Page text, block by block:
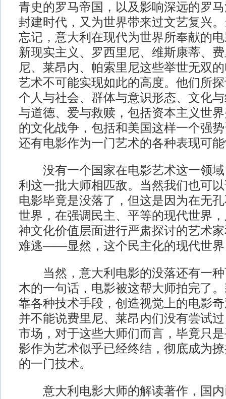
青史的罗马帝国，以及影响深远的罗
封建时代，又为世界带来过文艺复兴
忘记，意大利在现代为世界所奉献的
新现实主义、罗西里尼、维斯康蒂、
尼、莱昂内、帕索里尼这些举世无双
艺术不可能实现如此的高度。他们所
个人与社会、群体与意识形态、文化
与道德、爱与救赎，包括资本主义世
的文化战争，包括和美国这样一个强
还有电影作为一门艺术的各种表现可
没有一个国家在电影艺术这一领域
利这一批大师相匹敌。当然我们也可
电影毕竟是没落了，但这是因为在无
世界，在强调民主、平等的现代世界
神文化价值层面进行严肃探讨的艺术
难逃——显然，这个民主化的现代世界
当然，意大利电影的没落还有一种
木的一句话，电影被这帮大师拍完了
靠各种技术手段，创造视觉上的电影
并不能说费里尼、莱昂内们没有尝试
市场，对于这些大师们而言，毕竟只
影作为艺术似乎已经终结，彻底成为
的一门技术。
意大利电影大师的解读著作，国内